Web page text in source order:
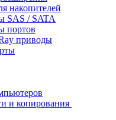
накопителей
SAS / SATA
портов
приводы
и копирования